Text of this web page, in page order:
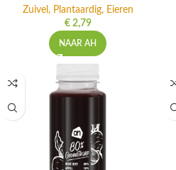
Zuivel, Plantaardig, Eieren
€2,79
NAAR AH